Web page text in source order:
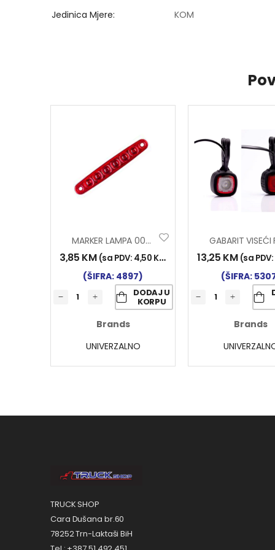
Jedinica Mjere KOM
MARKER LAMPA 0051 6 LED CRVENA NT
3,85 KM (sa PDV: 4,50 KM
(ŠIFRA: 4897)
DODAJ U
KORPU
Brands
UNIVERZALNO
13,25 KM (sa PDV:
(ŠIFRA:
Brands
TRUCK SHOP
Cara Dušana br.60
78252 Trn-Laktaši BiH